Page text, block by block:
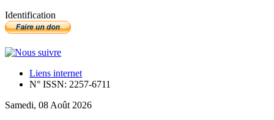
Identification
Liens internet
N° ISSN: 2257-6711
Samedi, 08 Août 2026